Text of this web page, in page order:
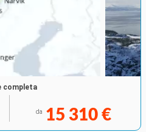
completa
da 15 310 €